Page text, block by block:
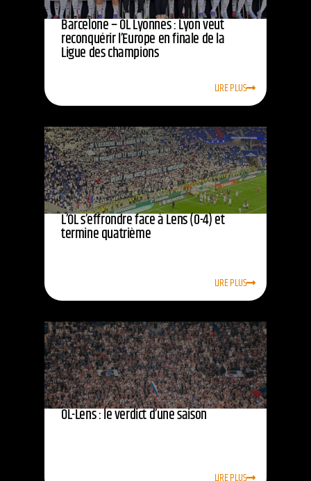
Barcelone – OL Lyonnes : Lyon veut
reconquérir l’Europe en finale de la
Ligue des champions
LIRE PLUS
L’OL s’effrondre face à Lens (0-4) et
termine quatrième
LIRE PLUS
OL-Lens : le verdict d’une saison